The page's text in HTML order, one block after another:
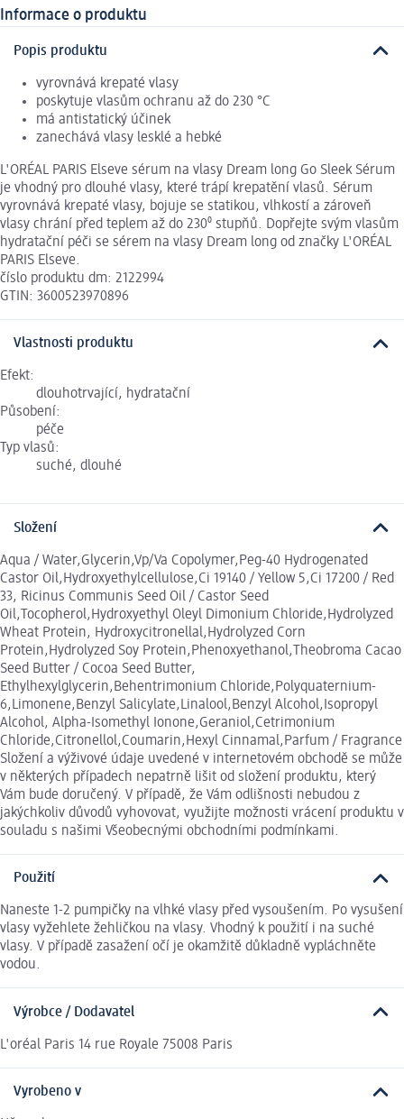
Informace o produktu
Popis produktu
vyrovnává krepaté vlasy
poskytuje vlasům ochranu až do 230 °C
má antistatický účinek
zanechává vlasy lesklé a hebké
L'ORÉAL PARIS Elseve sérum na vlasy Dream long Go Sleek Sérum
je vhodný pro dlouhé vlasy, které trápí krepatění vlasů. Sérum
vyrovnává krepaté vlasy, bojuje se statikou, vlhkostí a zároveň
vlasy chrání před teplem až do 230⁰ stupňů. Dopřejte svým vlasům
hydratační péči se sérem na vlasy Dream long od značky L'ORÉAL
PARIS Elseve.
číslo produktu dm: 2122994
GTIN: 3600523970896
Vlastnosti produktu
Efekt:
dlouhotrvající, hydratační
Působení:
péče
Typ vlasů:
suché, dlouhé
Složení
Aqua / Water,Glycerin,Vp/Va Copolymer,Peg-40 Hydrogenated
Castor Oil,Hydroxyethylcellulose,Ci 19140 / Yellow 5,Ci 17200 / Red
33, Ricinus Communis Seed Oil / Castor Seed
Oil,Tocopherol,Hydroxyethyl Oleyl Dimonium Chloride,Hydrolyzed
Wheat Protein, Hydroxycitronellal,Hydrolyzed Corn
Protein,Hydrolyzed Soy Protein,Phenoxyethanol,Theobroma Cacao
Seed Butter / Cocoa Seed Butter,
Ethylhexylglycerin,Behentrimonium Chloride,Polyquaternium-
6,Limonene,Benzyl Salicylate,Linalool,Benzyl Alcohol,Isopropyl
Alcohol, Alpha-Isomethyl Ionone,Geraniol,Cetrimonium
Chloride,Citronellol,Coumarin,Hexyl Cinnamal,Parfum / Fragrance
Složení a výživové údaje uvedené v internetovém obchodě se může
v některých případech nepatrně lišit od složení produktu, který
Vám bude doručený. V případě, že Vám odlišnosti nebudou z
jakýchkoliv důvodů vyhovovat, využijte možnosti vrácení produktu v
souladu s našimi Všeobecnými obchodními podmínkami.
Použití
Naneste 1-2 pumpičky na vlhké vlasy před vysoušením. Po vysušení
vlasy vyžehlete žehličkou na vlasy. Vhodný k použití i na suché
vlasy. V případě zasažení očí je okamžitě důkladně vypláchněte
vodou.
Výrobce / Dodavatel
L'oréal Paris 14 rue Royale 75008 Paris
Vyrobeno v